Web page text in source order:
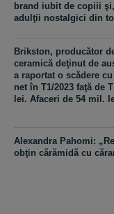
brand iubit de copiii
adulţii nostalgici din
Brikston, producător
ceramică deţinut de
a raportat o scădere
net în T1/2023 faţă de
lei. Afaceri de 54 mil.
Alexandra Pahomi:
obţin cărămidă cu